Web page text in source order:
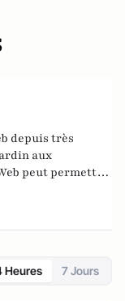
depuis très
aux
peut permettre
la chose
Heures 7 Jours